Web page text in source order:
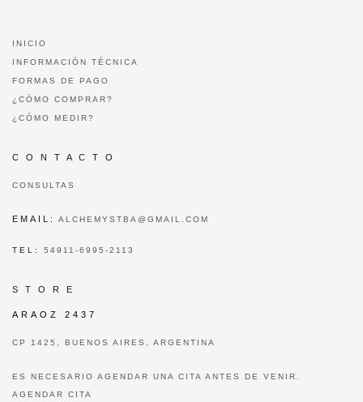
INICIO
INFORMACIÓN TÉCNICA
FORMAS DE PAGO
¿CÓMO COMPRAR?
¿CÓMO MEDIR?
C O N T A C T O
CONSULTAS
EMAIL: ALCHEMYSTBA@GMAIL.COM
TEL: 54911-6995-2113
S T O R E
ARAOZ 2437
CP 1425, BUENOS AIRES, ARGENTINA
ES NECESARIO AGENDAR UNA CITA ANTES DE VENIR.
AGENDAR CITA